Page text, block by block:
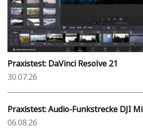
Praxistest: DaVinci Resolve 21
30.07.26
Praxistest: Audio-Funkstrecke DJI
06.08.26